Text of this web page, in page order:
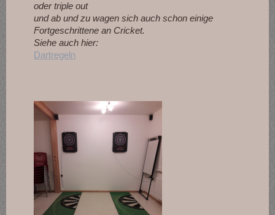
oder triple out
und ab und zu wagen sich auch schon einige
Fortgeschrittene an Cricket.
Siehe auch hier:
Dartregeln